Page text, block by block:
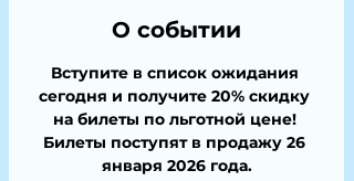
О событии
Вступите в список ожидания
сегодня и получите 20% скидку
на билеты по льготной цене!
Билеты поступят в продажу 26
января 2026 года.